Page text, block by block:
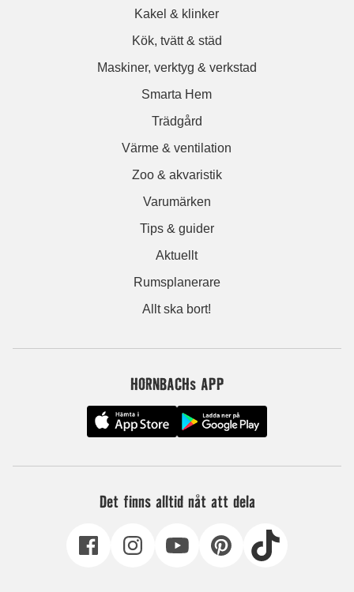
Kakel & klinker
Kök, tvätt & städ
Maskiner, verktyg & verkstad
Smarta Hem
Trädgård
Värme & ventilation
Zoo & akvaristik
Varumärken
Tips & guider
Aktuellt
Rumsplanerare
Allt ska bort!
HORNBACHs APP
Det finns alltid nåt att dela